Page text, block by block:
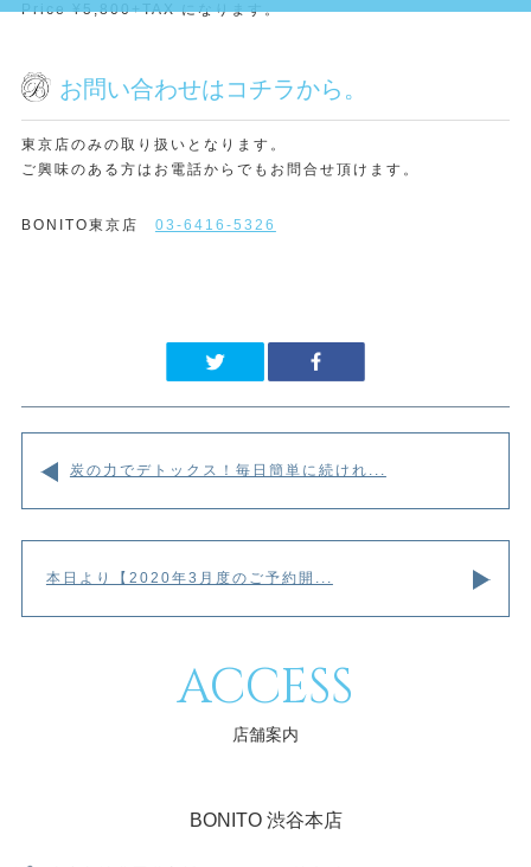
Price ¥5,800+TAX になります。
お問い合わせはコチラから。
東京店のみの取り扱いとなります。
ご興味のある方はお電話からでもお問合せ頂けます。
BONITO東京店 03-6416-5326
炭の力でデトックス！毎日簡単に続けれ...
本日より【2020年3月度のご予約開...
ACCESS
店舗案内
BONITO 渋谷本店